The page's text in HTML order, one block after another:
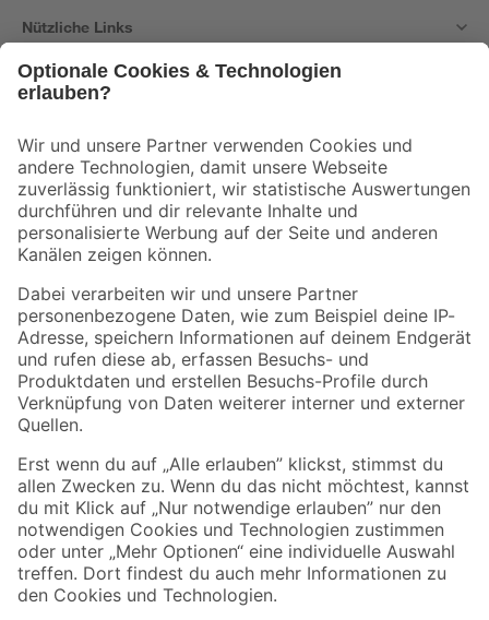
Nützliche Links
Der toom Newsletter: Keine Angebote und Aktionen mehr verpassen!
Zur Newsletter Anmeldung
Folge uns
Zahlungsarten Versandarten
Sicher einkaufen
Jetzt die toom-App herunterladen